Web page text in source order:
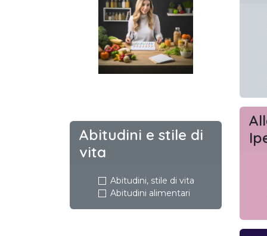
Abitudini e stile di
vita
Abitudini, stile di vita
Abitudini alimentari